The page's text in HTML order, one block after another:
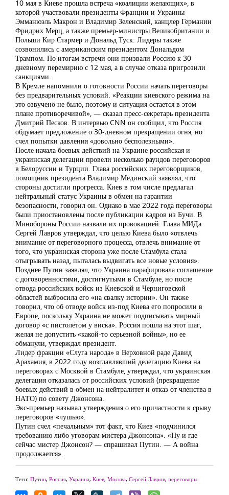
10 мая в Киеве прошла встреча «коалиции желающих», в
которой участвовали президенты Франции и Украины
Эмманюэль Макрон и Владимир Зеленский, канцлер Германии
Фридрих Мерц, а также премьер-министры Великобритании и
Польши Кир Стармер и Дональд Туск. Лидеры также
созвонились с американским президентом Дональдом
Трампом. По итогам встречи они призвали Россию к 30-
дневному перемирию с 12 мая, а в случае отказа пригрозили
санкциями.
В Кремле напомнили о готовности России начать переговоры
без предварительных условий. «Реакции киевского режима на
это озвучено не было, поэтому и ситуация остается в этом
плане противоречивой», — сказал пресс-секретарь президента
Дмитрий Песков. В интервью CNN он сообщил, что Россия
обдумает предложение о 30-дневном прекращении огня, но
счел попытки давления «довольно бесполезными».
После начала боевых действий на Украине российская и
украинская делегации провели несколько раундов переговоров
в Белоруссии и Турции. Глава российских переговорщиков,
помощник президента Владимир Мединский заявлял, что
стороны достигли прогресса. Киев в том числе предлагал
нейтральный статус Украины в обмен на гарантии
безопасности, говорил он. Однако в мае 2022 года переговоры
были приостановлены после публикации кадров из Бучи. В
Минобороны России назвали их провокацией. Глава МИДа
Сергей Лавров утверждал, что целью Киева было «отвлечь
внимание от переговорного процесса, отвлечь внимание от
того, что украинская сторона уже после Стамбула стала
отыгрывать назад, пыталась выдвигать все новые условия».
Позднее Путин заявлял, что Украина парафировала соглашение
с договоренностями, достигнутыми в Стамбуле, но после
отвода российских войск из Киевской и Черниговской
областей выбросила его «на свалку истории». Он также
говорил, что об отводе войск из-под Киева его попросили в
Европе, поскольку Украина не может подписывать мирный
договор «с пистолетом у виска». Россия пошла на этот шаг,
желая не допустить «какой-то серьезной войны», но ее
обманули, утверждал президент.
Лидер фракции «Слуга народа» в Верховной раде Давид
Арахамия, в 2022 году возглавлявший делегацию Киева на
переговорах с Москвой в Стамбуле, утверждал, что украинская
делегация отказалась от российских условий (прекращение
боевых действий в обмен на нейтралитет и отказ от членства в
НАТО) по совету Джонсона.
Экс-премьер называл утверждения о его причастности к срыву
переговоров «чушью».
Путин счел «печальным» тот факт, что Киев «подчинился
требованию либо уговорам мистера Джонсона». «Ну и где
сейчас мистер Джонсон? — спрашивал Путин. — А война
продолжается» .
Теги: Путин, Россия, Украина, Киев, Москва, Сергей Лавров, переговоры